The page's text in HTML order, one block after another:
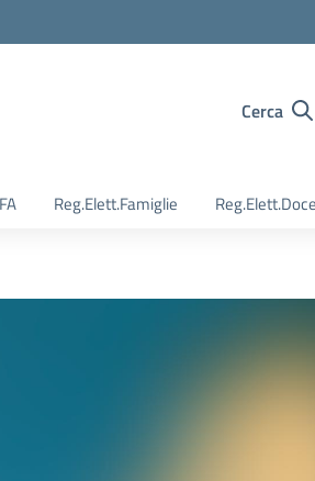
Cerca
Reg.Elett.Famiglie